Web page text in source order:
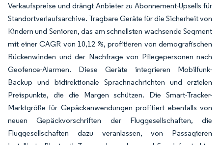
Verkaufspreise und drängt Anbieter zu Abonnement-Upsells für
Standortverlaufsarchive. Tragbare Geräte für die Sicherheit von
Kindern und Senioren, das am schnellsten wachsende Segment
mit einer CAGR von 10,12 %, profitieren von demografischen
Rückenwinden und der Nachfrage von Pflegepersonen nach
Geofence-Alarmen. Diese Geräte integrieren Mobilfunk-
Backup und bidirektionale Sprachnachrichten und erzielen
Preispunkte, die die Margen schützen. Die Smart-Tracker-
Marktgröße für Gepäckanwendungen profitiert ebenfalls von
neuen Gepäckvorschriften der Fluggesellschaften, die
Fluggesellschaften dazu veranlassen, von Passagieren